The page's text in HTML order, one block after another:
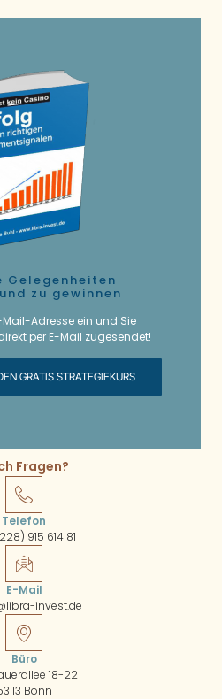
zu gewinnen
Adresse ein und Sie
per E-Mail zugesendet!
GRATIS STRATEGIEKURS
Fragen?
Telefon
915 614 81
E-Mail
invest.de
Büro
18-22
Bonn